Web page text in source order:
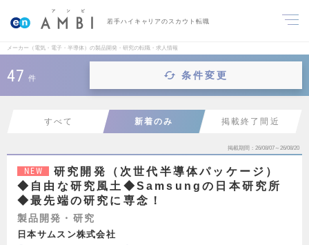
若手ハイキャリアのスカウト転職
メーカー（電気・電子・半導体）の製品開発・研究の転職・求人情報
47 件 条件変更
すべて 新着のみ 掲載終了間近
掲載期間 26/08/07～26/08/20
NEW
研究開発（次世代半導体パッケージ）
◆自由な研究風土◆Samsungの日本研究所
◆最先端の研究に専念！
製品開発・研究
日本サムスン株式会社